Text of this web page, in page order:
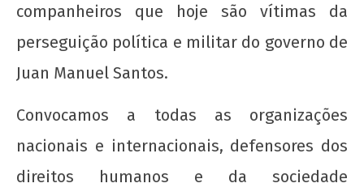
companheiros que hoje são vítimas da
perseguição política e militar do governo de
Juan Manuel Santos.
Convocamos a todas as organizações
nacionais e internacionais, defensores dos
direitos humanos e da sociedade